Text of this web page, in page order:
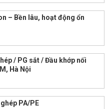
– Bền lâu, hoạt động ổn
/ PG sắt / Đầu khớp nối
Hà Nội
PA/PE